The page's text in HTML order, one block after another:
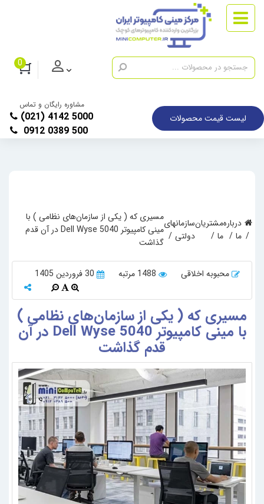
0
لیست قیمت محصولات
مشاوره رایگان و تماس
(021) 4142 5000
0912 0389 500
درباره
ما
مشتریان
ما
سازمانهای
دولتی
مسیری که ( یکی از سازمان‌های نظامی ) با
مینی کامپیوتر Dell Wyse 5040 در آن قدم
گذاشت
محبوبه اخلاقی 1488 مرتبه 30 فروردین 1405
مسیری که ( یکی از سازمان‌های نظامی )
با مینی کامپیوتر Dell Wyse 5040 در آن
قدم گذاشت